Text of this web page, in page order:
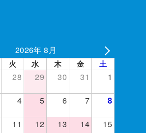
2026年 8月
火 水 木 金 土
28 29 30 31
1
4 5 6 7 8
11 12 13 14
15